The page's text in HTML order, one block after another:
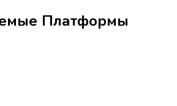
Платформы